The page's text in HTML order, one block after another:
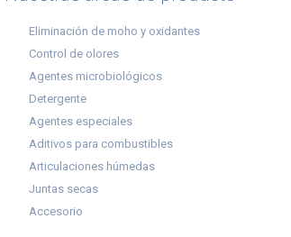
Eliminación de moho y oxidantes
Control de olores
Agentes microbiológicos
Detergente
Agentes especiales
Aditivos para combustibles
Articulaciones húmedas
Juntas secas
Accesorio